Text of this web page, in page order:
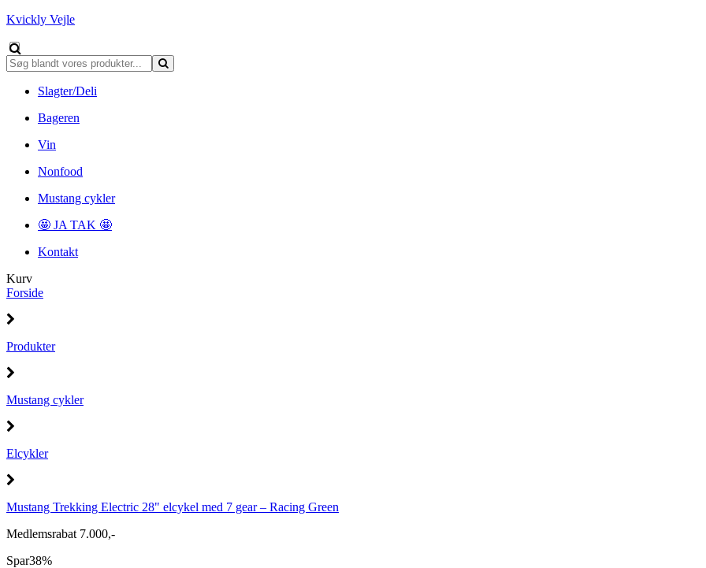
Kvickly Vejle
Slagter/Deli
Bageren
Vin
Nonfood
Mustang cykler
🤩 JA TAK 🤩
Kontakt
Kurv
Forside
Produkter
Mustang cykler
Elcykler
Mustang Trekking Electric 28" elcykel med 7 gear – Racing Green
Medlemsrabat 7.000,-
Spar38%